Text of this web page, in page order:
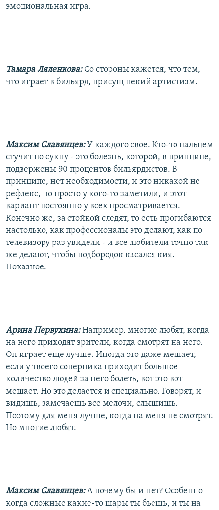
эмоциональная игра.
Тамара Ляленкова: Со стороны кажется, что тем,
что играет в бильярд, присущ некий артистизм.
Максим Славянцев:У каждого свое. Кто-то пальцем
стучит по сукну - это болезнь, которой, в принципе,
подвержены 90 процентов бильярдистов. В
принципе, нет необходимости, и это никакой не
рефлекс, но просто у кого-то заметили, и этот
вариант постоянно у всех просматривается.
Конечно же, за стойкой следят, то есть прогибаются
настолько, как профессионалы это делают, как по
телевизору раз увидели - и все любители точно так
же делают, чтобы подбородок касался кия.
Показное.
Арина Первухина:Например, многие любят, когда
на него приходят зрители, когда смотрят на него.
Он играет еще лучше. Иногда это даже мешает,
если у твоего соперника приходит большое
количество людей за него болеть, вот это вот
мешает. Но это делается и специально. Говорят, и
видишь, замечаешь все мелочи, слышишь.
Поэтому для меня лучше, когда на меня не смотрят.
Но многие любят.
Максим Славянцев:А почему бы и нет? Особенно
когда сложные какие-то шары ты бьешь, и ты на